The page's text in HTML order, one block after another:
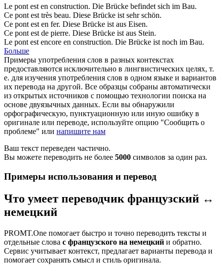
Le pontest en construction. Die Brücke befindet sich im Bau.
Ce pontest très beau. Diese Brücke ist sehr schön.
Ce pontest en fer. Diese Brücke ist aus Eisen.
Ce pontest de pierre. Diese Brücke ist aus Stein.
Le pontest encore en construction. Die Brücke ist noch im Bau.
Больше
Примеры употребления слов в разных контекстах
предоставляются исключительно в лингвистических целях, т.
е. для изучения употребления слов в одном языке и вариантов
их перевода на другой. Все образцы собраны автоматически
из открытых источников с помощью технологии поиска на
основе двуязычных данных. Если вы обнаружили
орфографическую, пунктуационную или иную ошибку в
оригинале или переводе, используйте опцию "Сообщить о
проблеме" или напишите нам
Ваш текст переведен частично.
Вы можете переводить не более 5000 символов за один раз.
Примеры использования и перевод
Что умеет переводчик французский ↔
немецкий
PROMT.One помогает быстро и точно переводить тексты и
отдельные слова с французского на немецкий и обратно.
Сервис учитывает контекст, предлагает варианты перевода и
помогает сохранять смысл и стиль оригинала.